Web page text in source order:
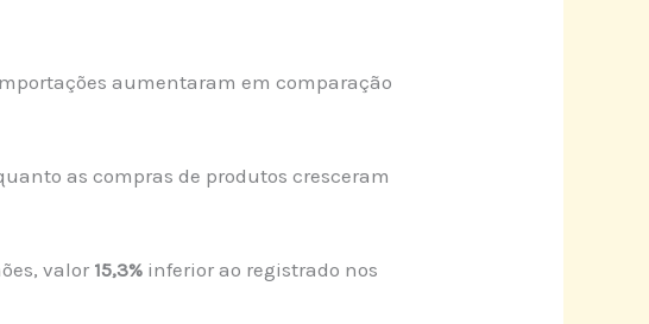
aumentaram em comparação
as compras de produtos cresceram
valor 15,3% inferior ao registrado nos